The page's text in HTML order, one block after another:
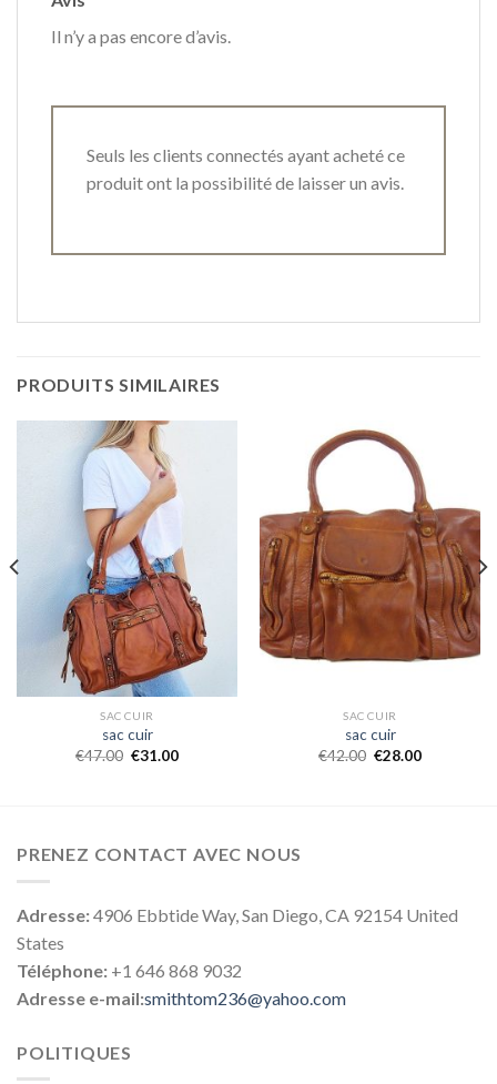
Il n’y a pas encore d’avis.
Seuls les clients connectés ayant acheté ce
produit ont la possibilité de laisser un avis.
PRODUITS SIMILAIRES
SAC CUIR
sac cuir
€47.00 €31.00
SAC CUIR
sac cuir
€42.00 €28.00
PRENEZ CONTACT AVEC NOUS
Adresse:4906 Ebbtide Way, San Diego, CA 92154 United
States
Téléphone: +1 646 868 9032
Adresse e-mail:smithtom236@yahoo.com
POLITIQUES